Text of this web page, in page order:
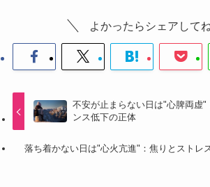
よかったらシェアしてね
不安が止まらない日は"心脾両虚"
ンス低下の正体
落ち着かない日は"心火亢進"：焦りとストレ